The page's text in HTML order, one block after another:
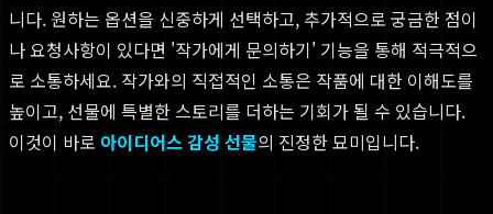
니다. 원하는 옵션을 신중하게 선택하고, 추가적으로 궁금한 점이
나 요청사항이 있다면 '작가에게 문의하기' 기능을 통해 적극적으
로 소통하세요. 작가와의 직접적인 소통은 작품에 대한 이해도를
높이고, 선물에 특별한 스토리를 더하는 기회가 될 수 있습니다.
이것이 바로 아이디어스 감성 선물의 진정한 묘미입니다.